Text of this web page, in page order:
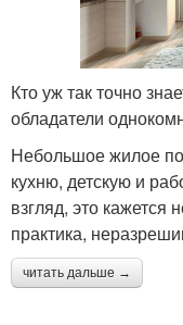
Кто уж так точно
обладатели
Небольшое жилое
кухню, детскую и
взгляд, это кажется
практика,
читать дальше →